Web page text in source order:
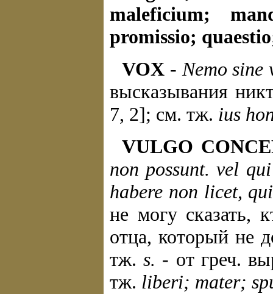
maleficium;
promissio;
VOX -Nemo sine
высказывания
7, 2]; см. тж. ius
VULGO
non possunt. vel
habere non licet,
не могу сказать,
отца, который не
тж.s. - от греч.
тж. liberi; mater;